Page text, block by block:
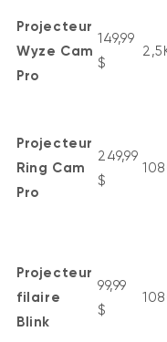
Projecteur
Wyze Cam
Pro
149,99
$
Projecteur
Ring Cam
Pro
249,99
$
Projecteur
filaire
Blink
99,99
$